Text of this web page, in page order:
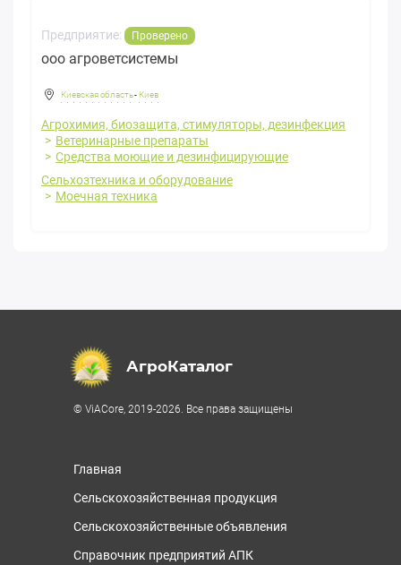
Предприятие: Проверено
ооо агроветсистемы
Киевская область- Киев
Агрохимия, биозащита, стимуляторы, дезинфекция
Ветеринарные препараты
Средства моющие и дезинфицирующие
Сельхозтехника и оборудование
Моечная техника
АгроКаталог
© ViACore, 2019-2026. Все права защищены
Главная
Сельскохозяйственная продукция
Сельскохозяйственные объявления
Справочник предприятий АПК